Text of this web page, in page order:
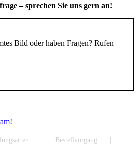
– sprechen Sie uns gern an!
Bild oder haben Fragen? Rufen
Bestellvorgang